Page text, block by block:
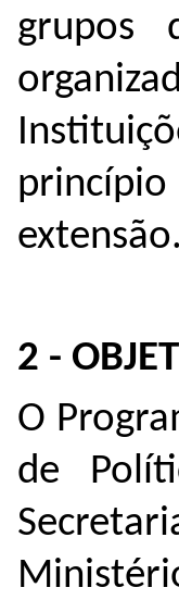
grupos
extensão.
2 -
O
de